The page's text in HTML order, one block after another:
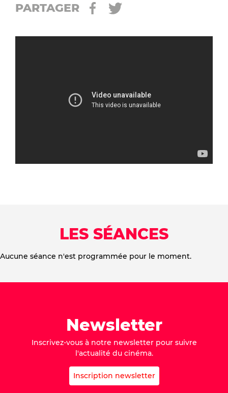
PARTAGER
LES SÉANCES
Aucune séance n'est programmée pour le moment.
Newsletter
Inscrivez-vous à notre newsletter pour suivre
l'actualité du cinéma.
Inscription newsletter